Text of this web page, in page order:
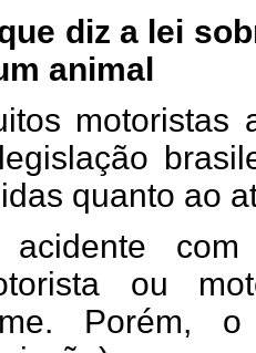
diz a lei
animal
motoristas
quanto ao
com
ou
Porém,